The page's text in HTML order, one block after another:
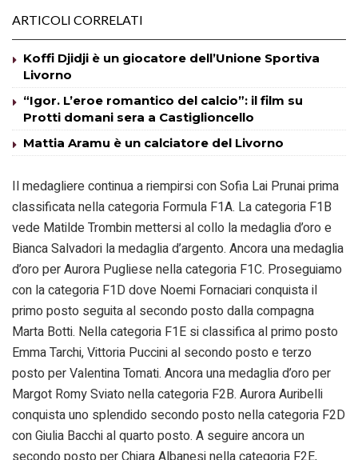
ARTICOLI CORRELATI
Koffi Djidji è un giocatore dell’Unione Sportiva
Livorno
“Igor. L’eroe romantico del calcio”: il film su
Protti domani sera a Castiglioncello
Mattia Aramu è un calciatore del Livorno
Il medagliere continua a riempirsi con Sofia Lai Prunai prima
classificata nella categoria Formula F1A. La categoria F1B
vede Matilde Trombin mettersi al collo la medaglia d’oro e
Bianca Salvadori la medaglia d’argento. Ancora una medaglia
d’oro per Aurora Pugliese nella categoria F1C. Proseguiamo
con la categoria F1D dove Noemi Fornaciari conquista il
primo posto seguita al secondo posto dalla compagna
Marta Botti. Nella categoria F1E si classifica al primo posto
Emma Tarchi, Vittoria Puccini al secondo posto e terzo
posto per Valentina Tomati. Ancora una medaglia d’oro per
Margot Romy Sviato nella categoria F2B. Aurora Auribelli
conquista uno splendido secondo posto nella categoria F2D
con Giulia Bacchi al quarto posto. A seguire ancora un